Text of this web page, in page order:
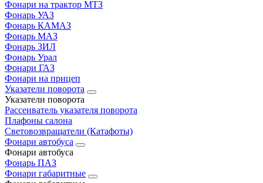
Фонари на трактор МТЗ
Фонарь УАЗ
Фонарь КАМАЗ
Фонарь МАЗ
Фонарь ЗИЛ
Фонарь Урал
Фонари ГАЗ
Фонари на прицеп
Указатели поворота
Указатели поворота
Рассеиватель указателя поворота
Плафоны салона
Световозвращатели (Катафоты)
Фонари автобуса
Фонари автобуса
Фонарь ПАЗ
Фонари габаритные